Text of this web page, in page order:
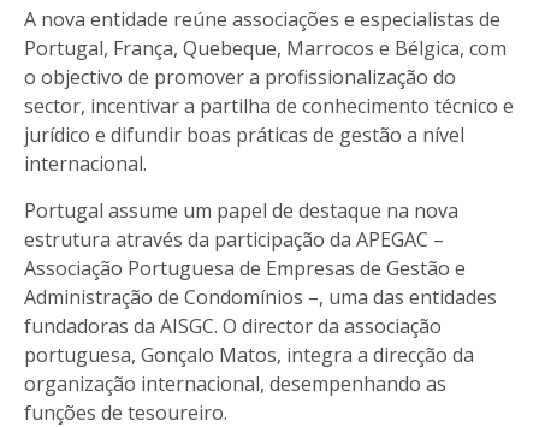
A nova entidade reúne associações e especialistas de
Portugal, França, Quebeque, Marrocos e Bélgica, com
o objectivo de promover a profissionalização do
sector, incentivar a partilha de conhecimento técnico e
jurídico e difundir boas práticas de gestão a nível
internacional.
Portugal assume um papel de destaque na nova
estrutura através da participação da APEGAC –
Associação Portuguesa de Empresas de Gestão e
Administração de Condomínios –, uma das entidades
fundadoras da AISGC. O director da associação
portuguesa, Gonçalo Matos, integra a direcção da
organização internacional, desempenhando as
funções de tesoureiro.